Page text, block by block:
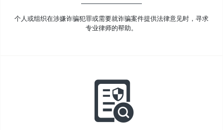
个人或组织在涉嫌诈骗犯罪或需要就诈骗案件提供法律意见时，寻求
专业律师的帮助。